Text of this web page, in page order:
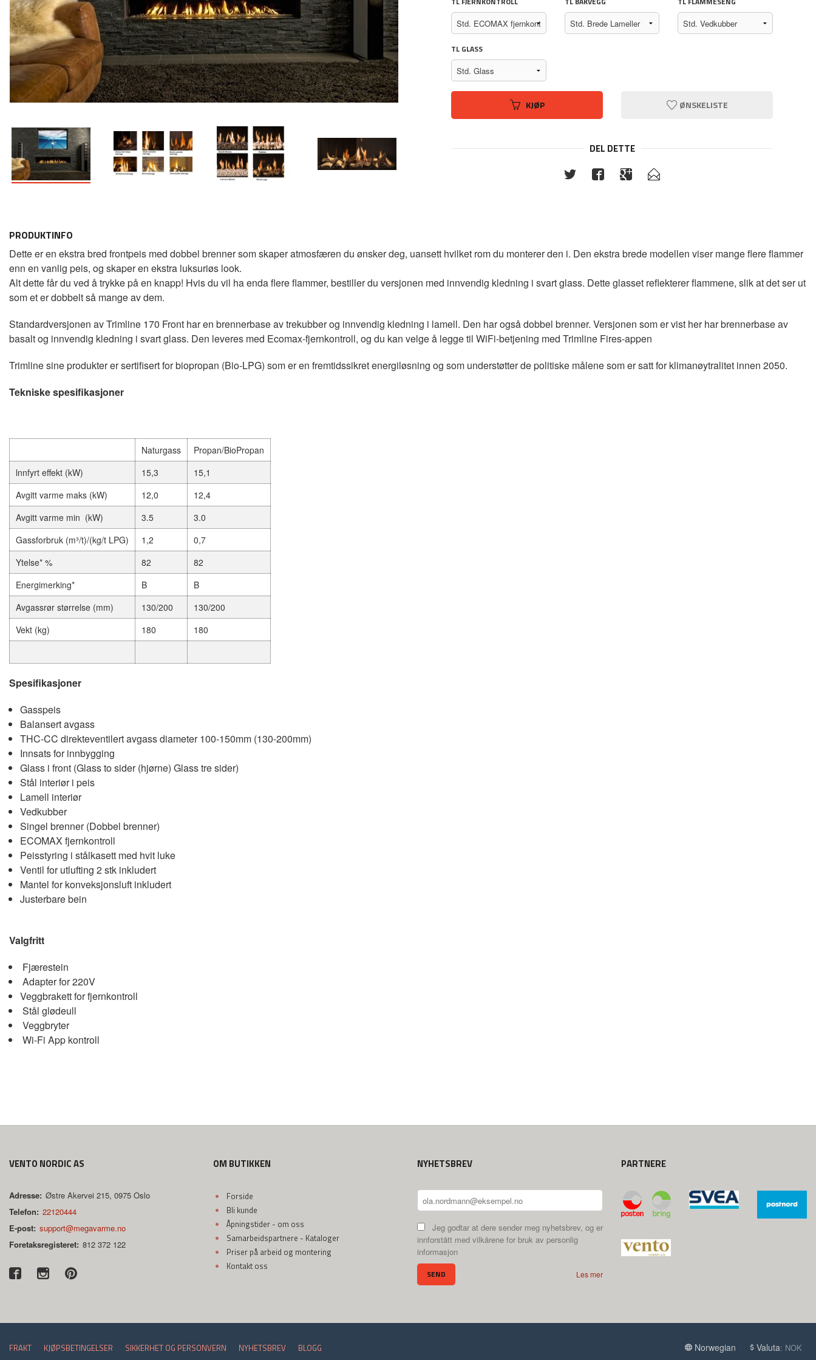
TL GLASS
KJØP ØNSKELISTE
DEL DETTE
PRODUKTINFO
Dette er en ekstra bred frontpeis med dobbel brenner som skaper atmosfæren du ønsker deg, uansett hvilket rom du monterer den i. Den ekstra brede modellen viser mange flere flammer
enn en vanlig peis, og skaper en ekstra luksuriøs look.
Alt dette får du ved å trykke på en knapp! Hvis du vil ha enda flere flammer, bestiller du versjonen med innvendig kledning i svart glass. Dette glasset reflekterer flammene, slik at det ser ut
som et er dobbelt så mange av dem.
Standardversjonen av Trimline 170 Front har en brennerbase av trekubber og innvendig kledning i lamell. Den har også dobbel brenner. Versjonen som er vist her har brennerbase av
basalt og innvendig kledning i svart glass. Den leveres med Ecomax-fjernkontroll, og du kan velge å legge til WiFi-betjening med Trimline Fires-appen
Trimline sine produkter er sertifisert for biopropan (Bio-LPG) som er en fremtidssikret energiløsning og som understøtter de politiske målene som er satt for klimanøytralitet innen 2050.
Tekniske spesifikasjoner
Naturgass
Propan/BioPropan
lnnfyrt effekt (kW)
15,3
15,1
Avgitt varme maks (kW)
12,0
12,4
Avgitt varme min (kW)
3.5
3.0
Gassforbruk (m³/t)/(kg/t LPG)
1,2
0,7
Ytelse* %
82
82
Energimerking*
B
B
Avgassrør størrelse (mm)
130/200
130/200
Vekt (kg)
180 180
Spesifikasjoner
Gasspeis
Balansert avgass
THC-CC direkteventilert avgass diameter 100-150mm (130-200mm)
Innsats for innbygging
Glass i front (Glass to sider (hjørne) Glass tre sider)
Stål interiør i peis
Lamell interiør
Vedkubber
Singel brenner (Dobbel brenner)
ECOMAX fjernkontroll
Peisstyring i stålkasett med hvit luke
Ventil for utlufting 2 stk inkludert
Mantel for konveksjonsluft inkludert
Justerbare bein
Valgfritt
Fjærestein
Adapter for 220V
Veggbrakett for fjernkontroll
Stål glødeull
Veggbryter
Wi-Fi App kontroll
VENTO NORDIC AS
Adresse: Østre Akervei 215, 0975 Oslo
Telefon: 22120444
E-post: support@megavarme.no
Foretaksregisteret: 812 372 122
OM BUTIKKEN
Forside
Bli kunde
Åpningstider - om oss
Samarbeidspartnere - Kataloger
Priser på arbeid og montering
Kontakt oss
NYHETSBREV
Jeg godtar at dere sender meg nyhetsbrev, og er
innforstått med vilkårene for bruk av personlig
informasjon
Les mer
PARTNERE
Norwegian Valuta: NOK
FRAKT KJØPSBETINGELSER SIKKERHET OG PERSONVERN NYHETSBREV BLOGG